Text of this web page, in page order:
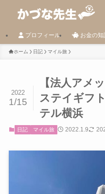
プロフィール お金の知
ホーム 日記 マイル旅
【法人アメ
ステイギフ
テル横浜
2022
1/15
日記 マイル旅 2022.1.9